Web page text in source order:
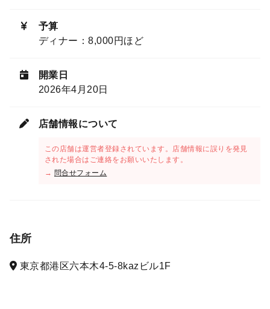
予算
ディナー：8,000円ほど
開業日
2026年4月20日
店舗情報について
この店舗は運営者登録されています。店舗情報に誤りを発見
された場合はご連絡をお願いいたします。
→ 問合せフォーム
住所
東京都港区六本木4-5-8kazビル1F